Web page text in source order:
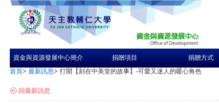
資金與資源發展中心簡介 捐贈項目 捐贈方式
首頁> 最新訊息> 打開【刻在中美堂的故事】-可愛又迷人的暖心角色
回最新訊息